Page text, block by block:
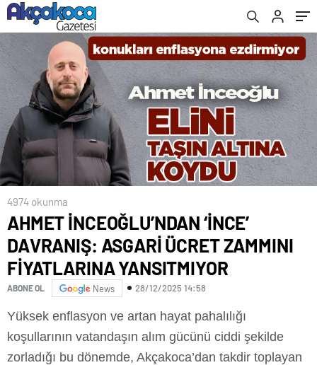
YANSITMIYOR
4974 okunma
AHMET İNCEOĞLU’NDAN ‘İNCE’
DAVRANIŞ: ASGARİ ÜCRET ZAMMINI
FİYATLARINA YANSITMIYOR
ABONE OL News 28/12/2025 14:58
Yüksek enflasyon ve artan hayat pahalılığı
koşullarının vatandaşın alım gücünü ciddi şekilde
zorladığı bu dönemde, Akçakoca’dan takdir toplayan